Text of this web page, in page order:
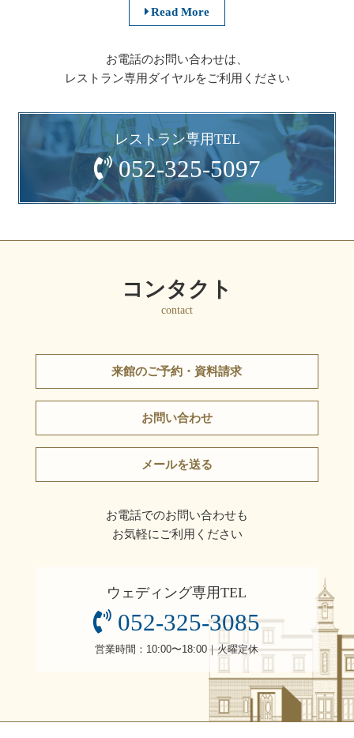
Read More
お電話のお問い合わせは、
レストラン専用ダイヤルをご利用ください
レストラン専用TEL
052-325-5097
コンタクト
contact
来館のご予約・資料請求
お問い合わせ
メールを送る
お電話でのお問い合わせも
お気軽にご利用ください
ウェディング専用TEL
052-325-3085
営業時間：10:00〜18:00｜火曜定休